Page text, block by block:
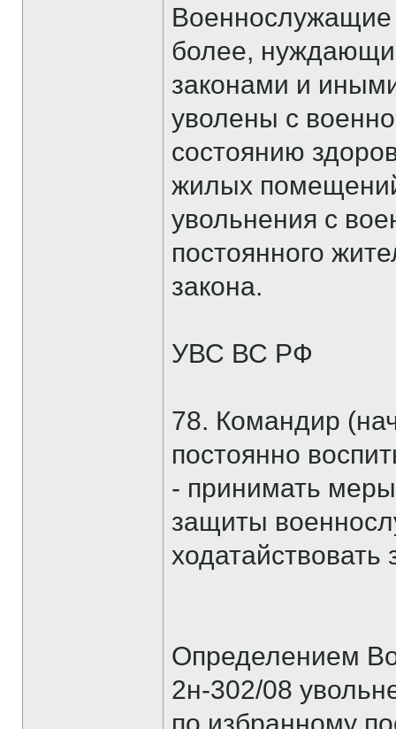
Военнослужащие
более,
законами и
уволены с
состоянию
жилых
увольнения с
постоянного
закона.
УВС ВС РФ
78. Командир
постоянно
- принимать
защиты
Определением
2н-302/08